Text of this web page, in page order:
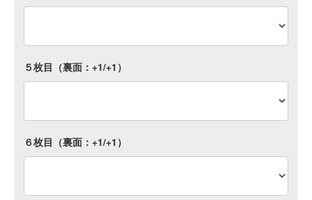
５枚目（裏面：+1/+1）
６枚目（裏面：+1/+1）